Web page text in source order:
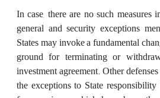
In case, there are no such measures
general and security exceptions
States may invoke a fundamental
ground for terminating or
investment agreement. Other
the exceptions to State